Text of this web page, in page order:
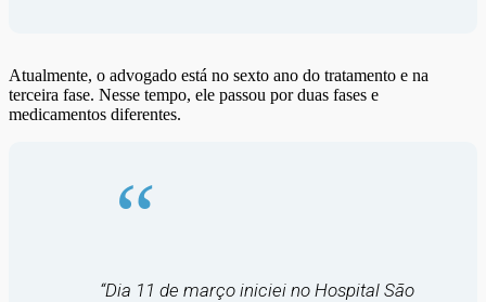
Atualmente, o advogado está no sexto ano do tratamento e na
terceira fase. Nesse tempo, ele passou por duas fases e
medicamentos diferentes.
“Dia 11 de março iniciei no Hospital São